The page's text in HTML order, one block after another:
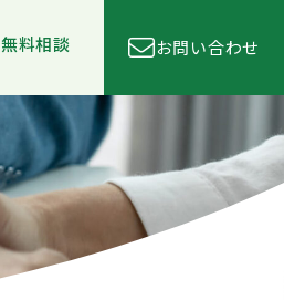
無料相談 お問い合わせ